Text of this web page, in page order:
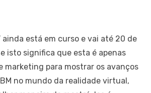
ainda está em curso e vai até 20 de
isto significa que esta é apenas
marketing para mostrar os avanços
no mundo da realidade virtual,